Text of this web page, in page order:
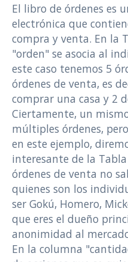
El libro de órdenes es
electrónica que
compra y venta. En la
"orden" se asocia al
este caso tenemos 5
órdenes de venta, es
comprar una casa y 2
Ciertamente, un
múltiples órdenes,
en este ejemplo,
interesante de la
órdenes de venta no
quienes son los
ser Gokú, Homero,
que eres el dueño
anonimidad al
En la columna